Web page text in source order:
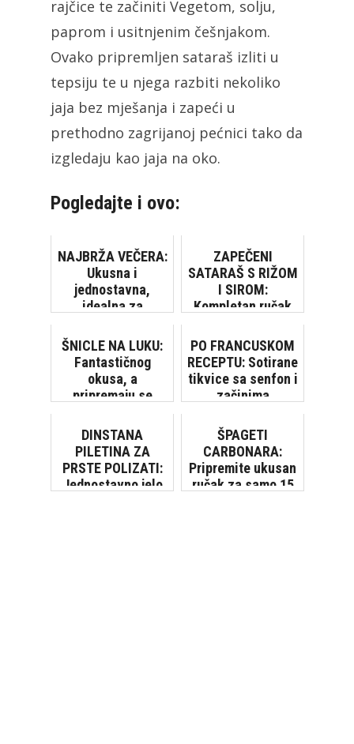
rajčice te začiniti Vegetom, solju,
paprom i usitnjenim češnjakom.
Ovako pripremljen sataraš izliti u
tepsiju te u njega razbiti nekoliko
jaja bez mješanja i zapeći u
prethodno zagrijanoj pećnici tako da
izgledaju kao jaja na oko.
Pogledajte i ovo:
NAJBRŽA VEČERA:
Ukusna i
jednostavna,
idealna za
[VIDEO]
ZAPEČENI
SATARAŠ S RIŽOM
I SIROM:
Kompletan ručak
povrća
ŠNICLE NA LUKU:
Fantastičnog
okusa, a
pripremaju se
sastojaka
PO FRANCUSKOM
RECEPTU: Sotirane
tikvice sa senfon i
začinima
DINSTANA
PILETINA ZA
PRSTE POLIZATI:
Jednostavno jelo
ŠPAGETI
CARBONARA:
Pripremite ukusan
ručak za samo 15